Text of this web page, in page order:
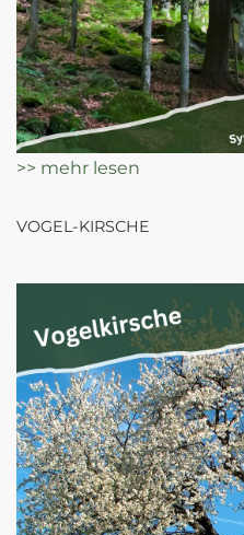
>> mehr lesen
VOGEL-KIRSCHE